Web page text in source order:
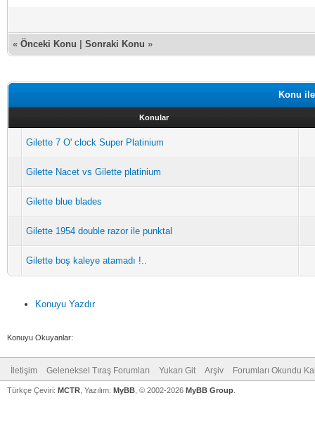
« Önceki Konu Sonraki Konu »
Konu
Konular
Gilette 7 O' clock Super Platinium
Gilette Nacet vs Gilette platinium
Gilette blue blades
Gilette 1954 double razor ile punktal
Gilette boş kaleye atamadı !..
Konuyu Yazdır
Konuyu Okuyanlar:
İletişim Geleneksel Tıraş Forumları Yukarı Git Arşiv Forumları Okundu
Türkçe Çeviri: MCTR , Yazılım: MyBB , © 2002-2026 MyBB Group